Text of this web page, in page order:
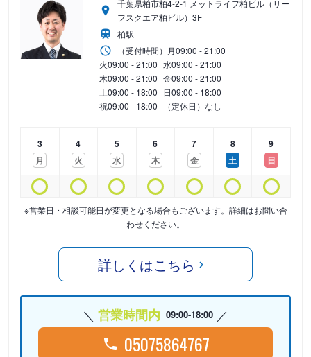
千葉県柏市柏4-2-1 メットライフ柏ビル（リー
フスクエア柏ビル）3F
柏駅
（受付時間） 月09:00 - 21:00
火09:00 - 21:00 水09:00 - 21:00
木09:00 - 21:00 金09:00 - 21:00
土09:00 - 18:00 日09:00 - 18:00
祝09:00 - 18:00 （定休日）なし
3
月
4
火
5
水
6
木
7
金
8
土
9
日
※営業日・相談可能日が変更となる場合もございます。詳細はお問い合
わせください。
詳しくはこちら
営業時間内 09:00-18:00
05075864767